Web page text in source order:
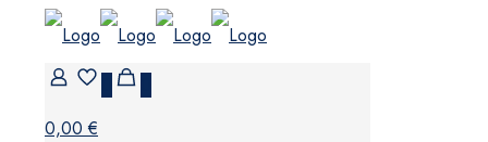
0,00 €